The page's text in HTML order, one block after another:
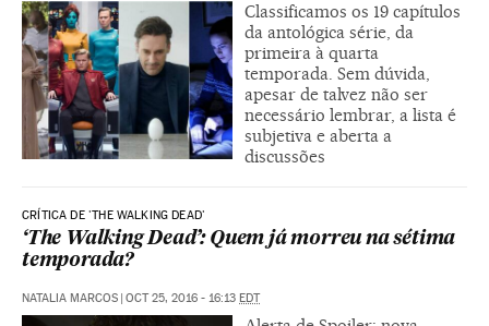
Classificamos os 19 capítulos
da antológica série, da
primeira à quarta
temporada. Sem dúvida,
apesar de talvez não ser
necessário lembrar, a lista é
subjetiva e aberta a
discussões
CRÍTICA DE 'THE WALKING DEAD'
‘The Walking Dead’: Quem já morreu na sétima
temporada?
NATALIA MARCOS OCT 25, 2016 - 16:13 EDT